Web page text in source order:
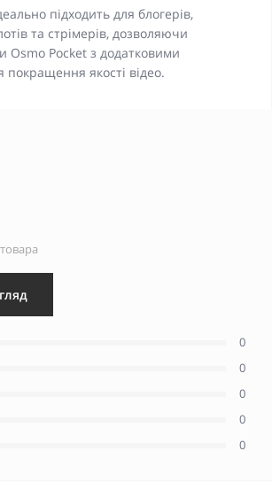
підходить для блогерів,
та стрімерів, дозволяючи
Osmo Pocket з додатковими
покращення якості відео.
0
0
0
0
0